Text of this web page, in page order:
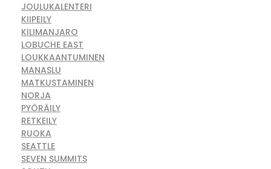
JOULUKALENTERI
KIIPEILY
KILIMANJARO
LOBUCHE EAST
LOUKKAANTUMINEN
MANASLU
MATKUSTAMINEN
NORJA
PYÖRÄILY
RETKEILY
RUOKA
SEATTLE
SEVEN SUMMITS